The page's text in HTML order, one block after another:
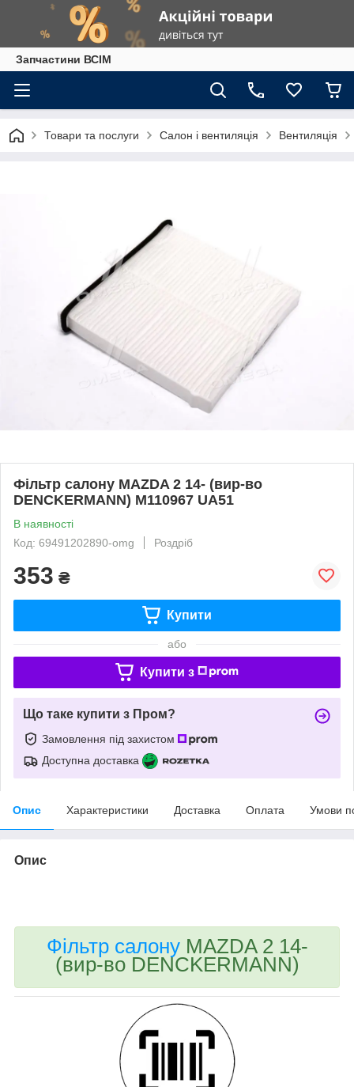
Запчастини ВСІМ
Товари та послуги Салон і вентиляція Вентиляція
Фільтр салону MAZDA 2 14- (вир-во
DENCKERMANN) M110967 UA51
В наявності
Код: 69491202890-omg
Роздріб
353 ₴
Купити
або
Купити з
Що таке купити з Пром?
Замовлення під захистом
Доступна доставка
Опис Характеристики Доставка Оплата Умови
Опис
Фільтр салонуMAZDA 2 14-
(вир-во DENCKERMANN)